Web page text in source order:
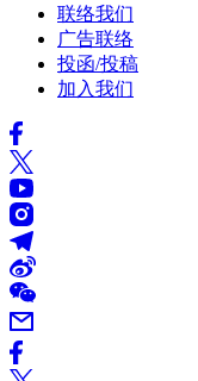
联络我们
广告联络
投函/投稿
加入我们